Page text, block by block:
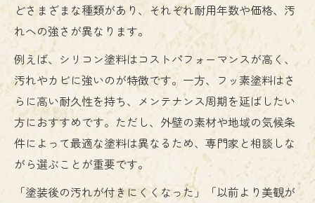
どさまざまな種類があり、それぞれ耐用年数や価格、汚
れへの強さが異なります。
例えば、シリコン塗料はコストパフォーマンスが高く、
汚れやカビに強いのが特徴です。一方、フッ素塗料はさ
らに高い耐久性を持ち、メンテナンス周期を延ばしたい
方におすすめです。ただし、外壁の素材や地域の気候条
件によって最適な塗料は異なるため、専門家と相談しな
がら選ぶことが重要です。
「塗装後の汚れが付きにくくなった」「以前より美観が